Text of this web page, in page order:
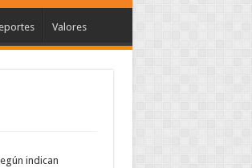
Valores
indican